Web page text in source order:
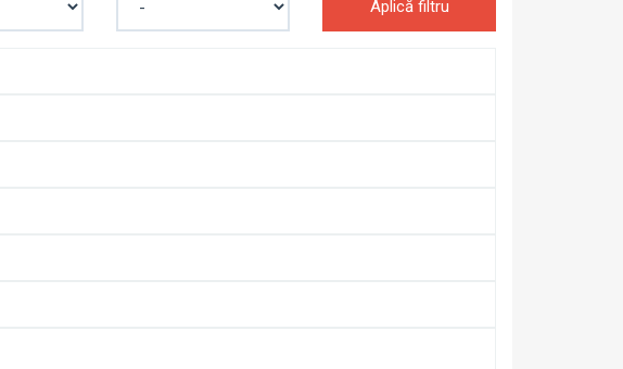
Aplică filtru